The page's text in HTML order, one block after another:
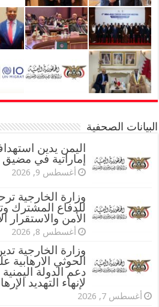
البيانات الصحفية
اليمن يدين
إماراتية في
أغسطس 9, 2026
وزارة الخارجية
للدفاع المشترك
الأمن والاستقرار
أغسطس 8, 2026
وزارة الخارجية
الحوثي الارهابية
دعم الدولة
لإنهاء التهديد
أغسطس 7, 2026